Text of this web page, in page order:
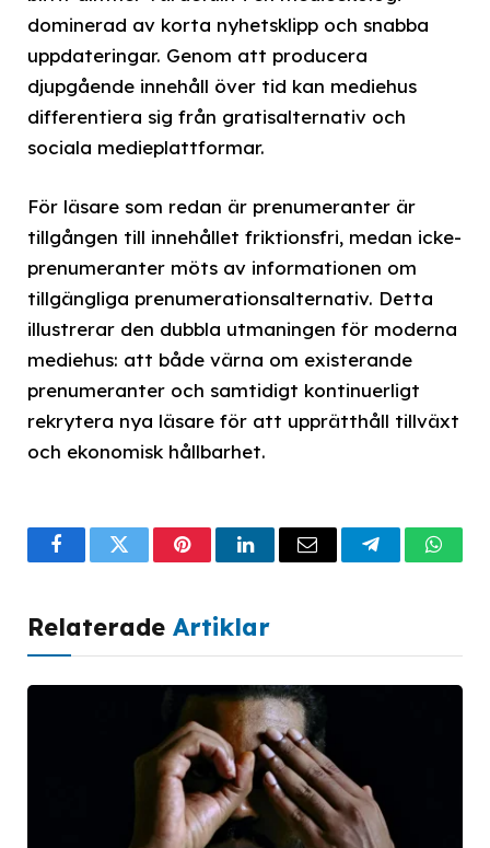
dominerad av korta nyhetsklipp och snabba
uppdateringar. Genom att producera
djupgående innehåll över tid kan mediehus
differentiera sig från gratisalternativ och
sociala medieplattformar.
För läsare som redan är prenumeranter är
tillgången till innehållet friktionsfri, medan icke-
prenumeranter möts av informationen om
tillgängliga prenumerationsalternativ. Detta
illustrerar den dubbla utmaningen för moderna
mediehus: att både värna om existerande
prenumeranter och samtidigt kontinuerligt
rekrytera nya läsare för att upprätthåll tillväxt
och ekonomisk hållbarhet.
FacebookTwitterPinterestLinkedInEmail Telegram
Relaterade Artiklar